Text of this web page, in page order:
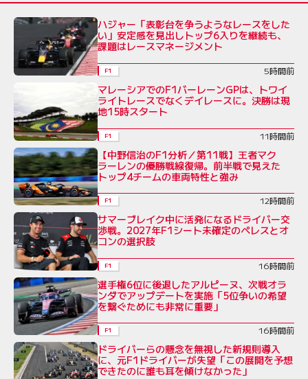
ハジャー「表彰台を争うようなレースをした
い」安定感を見出しトップ6入りを継続も、
課題はレースマネージメント
F1 5時間前
マレーシアでのF1バーレーンGPは、トワイ
ライトレースでなくデイレースに。決勝は現
地15時スタート
F1 11時間前
【中野信治のF1分析／第11戦】王者マク
ラーレンの優勝戦線復帰。前半戦で見えた
トップ4チームの車両特性と強み
F1 12時間前
サマーブレイク中に活発になるドライバー交
渉戦。2027年F1シート未確定のペレスとオ
コンの選択肢
F1 16時間前
選手権6位に後退したアルピーヌ、次戦オラ
ンダでアップデートを実施「5位争いの希望
を繋ぐためにも非常に重要」
F1 16時間前
ドライバーらの懸念を無視した新規則導入
に、元F1ドライバーが失望「この展開を予想
できたのに誰も耳を傾けなかった」